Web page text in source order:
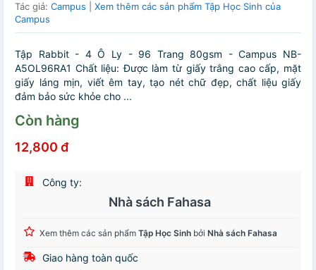
Tác giả: Campus
Xem thêm các sản phẩm Tập Học Sinh của
Campus
Tập Rabbit - 4 Ô Ly - 96 Trang 80gsm - Campus NB-
A5OL96RA1 Chất liệu: Được làm từ giấy trắng cao cấp, mặt
giấy láng mịn, viết êm tay, tạo nét chữ đẹp, chất liệu giấy
đảm bảo sức khỏe cho ...
Còn hàng
12,800 đ
Công ty:
Nhà sách Fahasa
Xem thêm các sản phẩm Tập Học Sinh bởi Nhà sách Fahasa
Giao hàng toàn quốc